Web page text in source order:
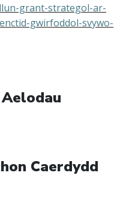
grant-strategol-ar-
gwirfoddol-svywo-
Caerdydd